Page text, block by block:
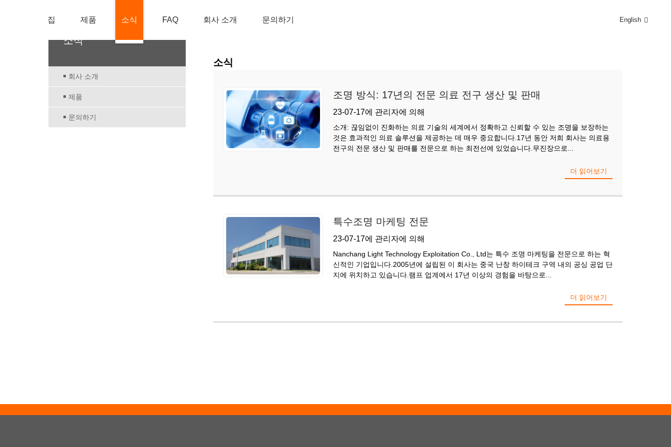
집 제품 소식 FAQ 회사 소개 문의하기 English
소식
회사 소개
제품
문의하기
소식
조명 방식: 17년의 전문 의료 전구 생산 및 판매
23-07-17에 관리자에 의해
소개: 끊임없이 진화하는 의료 기술의 세계에서 정확하고 신뢰할 수 있는 조명을 보장하는
것은 효과적인 의료 솔루션을 제공하는 데 매우 중요합니다.17년 동안 저희 회사는 의료용
전구의 전문 생산 및 판매를 전문으로 하는 최전선에 있었습니다.무진장으로...
더 읽어보기
특수조명 마케팅 전문
23-07-17에 관리자에 의해
Nanchang Light Technology Exploitation Co., Ltd는 특수 조명 마케팅을 전문으로 하는 혁
신적인 기업입니다.2005년에 설립된 이 회사는 중국 난창 하이테크 구역 내의 공싱 공업 단
지에 위치하고 있습니다.램프 업계에서 17년 이상의 경험을 바탕으로...
더 읽어보기